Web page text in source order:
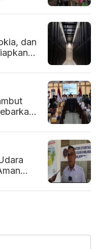
dan